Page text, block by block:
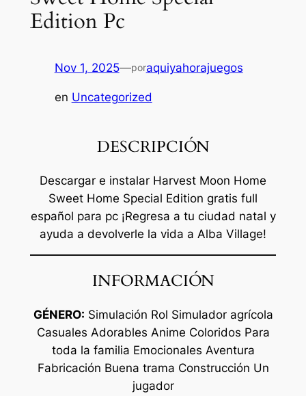
Edition Pc
Nov 1, 2025—poraquiyahorajuegos
en Uncategorized
DESCRIPCIÓN
Descargar e instalar Harvest Moon Home
Sweet Home Special Edition gratis full
español para pc ¡Regresa a tu ciudad natal y
ayuda a devolverle la vida a Alba Village!
INFORMACIÓN
GÉNERO: Simulación Rol Simulador agrícola
Casuales Adorables Anime Coloridos Para
toda la familia Emocionales Aventura
Fabricación Buena trama Construcción Un
jugador